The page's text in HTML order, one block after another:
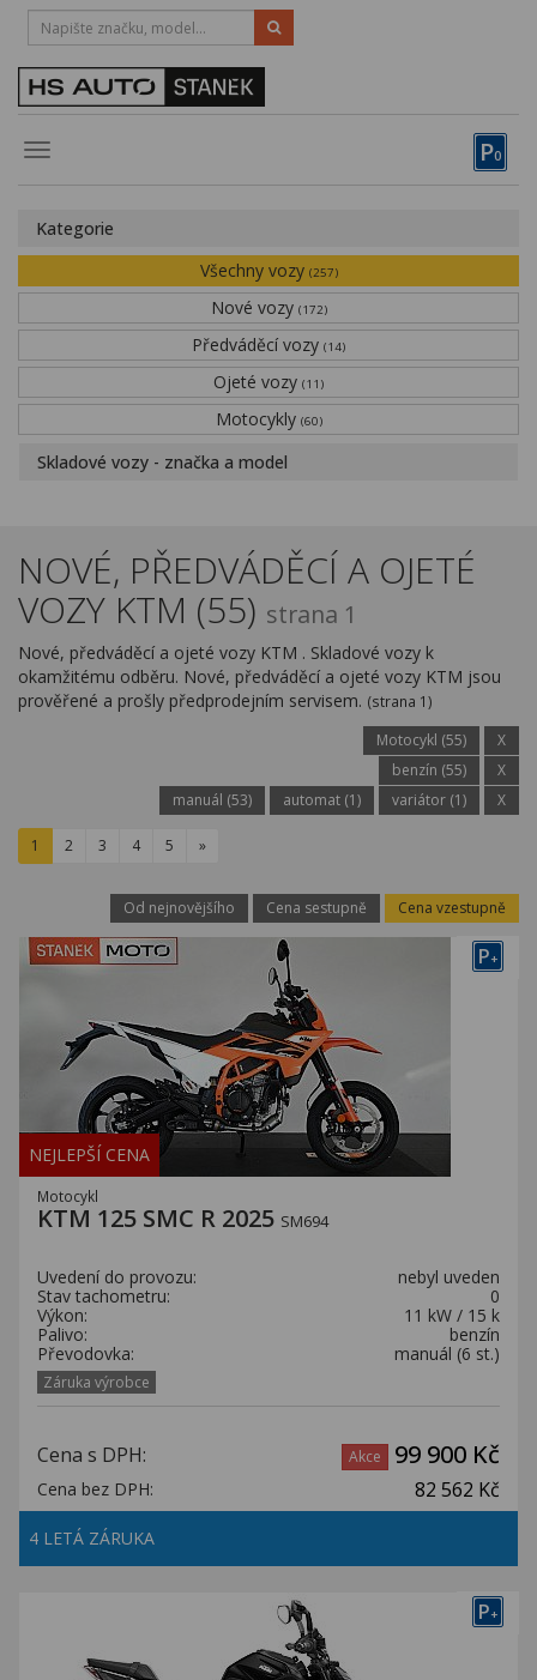
P0
Toggle
HOTLINE:
STRAKONICE-383 335 366
Obytné vozy
Financování
Novinky
Kontakty
Kategorie
Všechny vozy (257)
Nové vozy (172)
Předváděcí vozy (14)
Ojeté vozy (11)
Motocykly (60)
Skladové vozy - značka a model
NOVÉ, PŘEDVÁDĚCÍ A OJETÉ
VOZY KTM (55) strana 1
Nové, předváděcí a ojeté vozy KTM . Skladové vozy k
okamžitému odběru. Nové, předváděcí a ojeté vozy KTM jsou
prověřené a prošly předprodejním servisem. (strana 1)
Motocykl (55)
X
benzín (55)
X
manuál (53)
automat (1) variátor (1) X
1 2 3 4 5 »
Od nejnovějšího Cena sestupně Cena vzestupně
P+
NEJLEPŠÍ CENA
Motocykl
KTM 125 SMC R 2025 SM694
Uvedení do provozu:
nebyl uveden
Stav tachometru:
0
Výkon:
11 kW / 15 k
Palivo:
benzín
Převodovka:
manuál (6 st.)
Záruka výrobce
Cena s DPH: Akce 99 900 Kč
Cena bez DPH: 82 562 Kč
4 LETÁ ZÁRUKA
P+